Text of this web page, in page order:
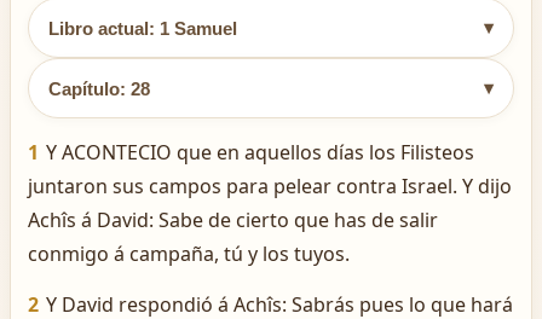
Libro actual: 1 Samuel ▾
Capítulo: 28 ▾
1 Y ACONTECIO que en aquellos días los Filisteos
juntaron sus campos para pelear contra Israel. Y dijo
Achîs á David: Sabe de cierto que has de salir
conmigo á campaña, tú y los tuyos.
2 Y David respondió á Achîs: Sabrás pues lo que hará